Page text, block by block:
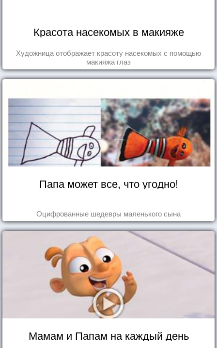
Красота насекомых в макияже
Художница отображает красоту насекомых с помощью
макияжа глаз
Папа может все, что угодно!
Оцифрованные шедевры маленького сына
Мамам и Папам на каждый день